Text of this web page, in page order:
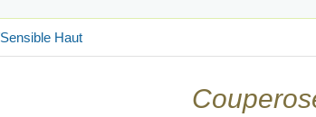
Haut